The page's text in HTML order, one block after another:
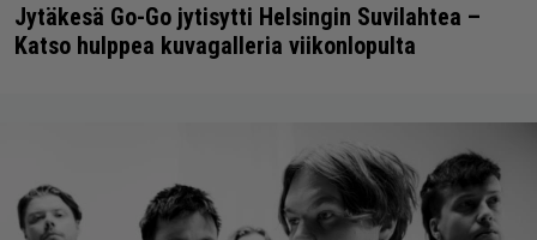
Jytäkesä Go-Go jytisytti Helsingin Suvilahtea –
Katso hulppea kuvagalleria viikonlopulta